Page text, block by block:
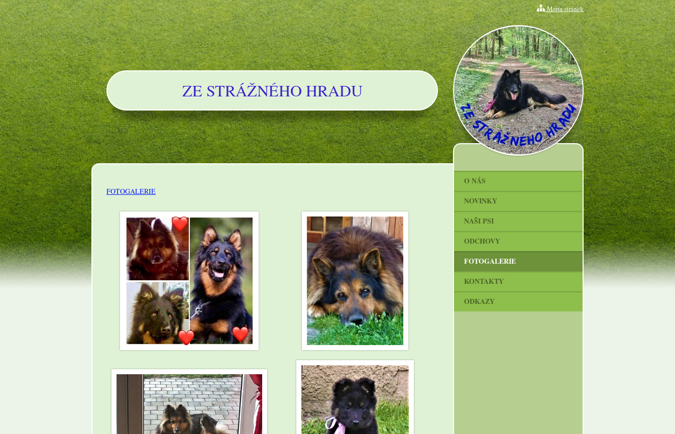
Mapa stránek
ZE STRÁŽNÉHO HRADU
FOTOGALERIE
O NÁS
NOVINKY
NAŠI PSI
ODCHOVY
FOTOGALERIE
KONTAKTY
ODKAZY